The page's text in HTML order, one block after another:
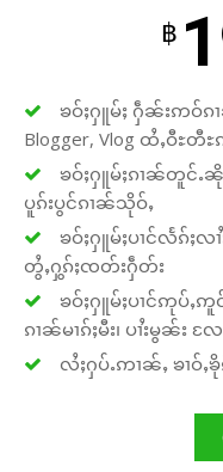
฿
ၶဝ်ႈႁူမ်ႈ ႁဵၼ်းဢဝ်ၵၢ
Blogger, Vlog ထႆႇဝီႊ
ၶဝ်ႈႁူမ်ႈၵၢၼ်တူင်ႉၼို
ပူၵ်းပွင်ၵၢၼ်သိုဝ်ႇ
ၶဝ်ႈႁူမ်ႈပၢင်လႅၵ်ႈလ
တွႆႇႁွၵ်ႈၸတ်းႁဵတ်း
ၶဝ်ႈႁူမ်ႈပၢင်ဢုပ်ႇဢူဝ်
ၵၢၼ်မၢၵ်ႈမီး၊ ပၢႆးမွၼ်း
လႆႈႁပ်ႉဢၢၼ်ႇ ၶၢဝ်